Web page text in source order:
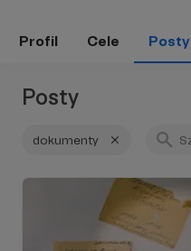
Profil Cele Posty
Posty
dokumenty